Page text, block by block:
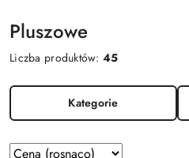
Pluszowe
Liczba produktów:45
Kategorie
Zastosowano
Sortuj